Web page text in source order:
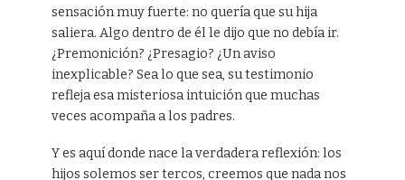
sensación muy fuerte: no quería que su hija
saliera. Algo dentro de él le dijo que no debía ir.
¿Premonición? ¿Presagio? ¿Un aviso
inexplicable? Sea lo que sea, su testimonio
refleja esa misteriosa intuición que muchas
veces acompaña a los padres.
Y es aquí donde nace la verdadera reflexión: los
hijos solemos ser tercos, creemos que nada nos